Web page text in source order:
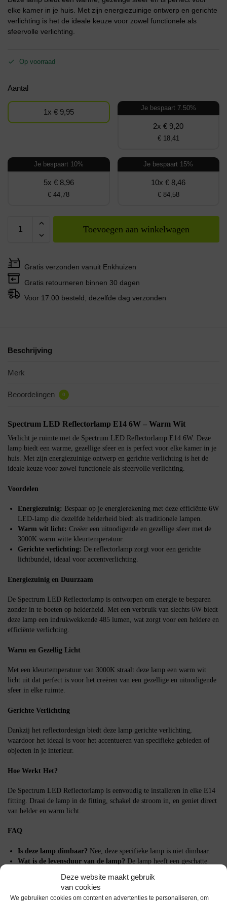
Deze website maakt gebruik
van cookies
We gebruiken cookies om content en advertenties te personaliseren, om
elke kamer in je huis. Met zijn energiezuinige ontwerp en gerichte
verlichting is het de ideale keuze voor zowel functionele als
sfeervolle verlichting.
Op voorraad
Aantal
1x € 9,95 Je bespaart 7.50%
2x € 9,20
€ 18,41
Je bespaart 10%
5x € 8,96
€ 44,78
Je bespaart 15%
10x € 8,46
€ 84,58
Toevoegen aan winkelwagen
Gratis verzonden vanuit Enkhuizen
Gratis retourneren binnen 30 dagen
Voor 17.00 besteld, dezelfde dag verzonden
Beschrijving
Merk
Beoordelingen 0
Spectrum LED Reflectorlamp E14 6W – Warm Wit
Verlicht je ruimte met de Spectrum LED Reflectorlamp E14 6W. Deze
lamp biedt een warme, gezellige sfeer en is perfect voor elke kamer in je
huis. Met zijn energiezuinige ontwerp en gerichte verlichting is het de
ideale keuze voor zowel functionele als sfeervolle verlichting.
Voordelen
Energiezuinig: Bespaar op je energierekening met deze efficiënte 6W
LED-lamp die dezelfde helderheid biedt als traditionele lampen.
Warm wit licht: Creëer een uitnodigende en gezellige sfeer met de
3000K warm witte kleurtemperatuur.
Gerichte verlichting: De reflectorlamp zorgt voor een gerichte
lichtbundel, ideaal voor accentverlichting.
Energiezuinig en Duurzaam
De Spectrum LED Reflectorlamp is ontworpen om energie te besparen
zonder in te boeten op helderheid. Met een verbruik van slechts 6W biedt
deze lamp een indrukwekkende 485 lumen, wat zorgt voor een heldere en
efficiënte verlichting.
Warm en Gezellig Licht
Met een kleurtemperatuur van 3000K straalt deze lamp een warm wit
licht uit dat perfect is voor het creëren van een gezellige en uitnodigende
sfeer in elke ruimte.
Gerichte Verlichting
Dankzij het reflectordesign biedt deze lamp gerichte verlichting,
waardoor het ideaal is voor het accentueren van specifieke gebieden of
objecten in je interieur.
Hoe Werkt Het?
De Spectrum LED Reflectorlamp is eenvoudig te installeren in elke E14
fitting. Draai de lamp in de fitting, schakel de stroom in, en geniet direct
van helder en warm licht.
FAQ
Is deze lamp dimbaar? Nee, deze specifieke lamp is niet dimbaar.
Wat is de levensduur van de lamp? De lamp heeft een geschatte
Is de lamp geschikt voor buitengebruik?Deze lamp is ontworpen
voor gebruik binnenshuis.